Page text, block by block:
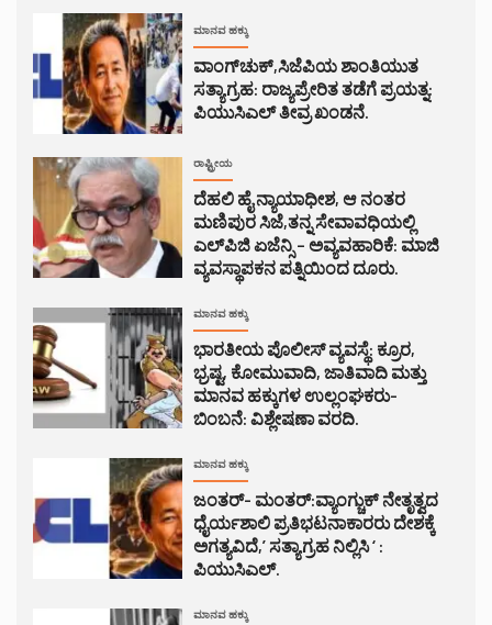
ಮಾನವ ಹಕ್ಕು
ವಾಂಗ್‌ಚುಕ್,ಸಿಜೆಪಿಯ ಶಾಂತಿಯುತ
ಸತ್ಯಾಗ್ರಹ: ರಾಜ್ಯಪ್ರೇರಿತ ತಡೆಗೆ ಪ್ರಯತ್ನ:
ಪಿಯುಸಿಎಲ್ ತೀವ್ರ ಖಂಡನೆ.
ರಾಷ್ಟ್ರೀಯ
ದೆಹಲಿ ಹೈ ನ್ಯಾಯಾಧೀಶ, ಆ ನಂತರ
ಮಣಿಪುರ ಸಿಜೆ,ತನ್ನ ಸೇವಾವಧಿಯಲ್ಲಿ
ಎಲ್‌ಪಿಜಿ ಏಜೆನ್ಸಿ – ಅವ್ಯವಹಾರಿಕೆ: ಮಾಜಿ
ವ್ಯವಸ್ಥಾಪಕನ ಪತ್ನಿಯಿಂದ ದೂರು.
ಮಾನವ ಹಕ್ಕು
ಭಾರತೀಯ ಪೊಲೀಸ್ ವ್ಯವಸ್ಥೆ: ಕ್ರೂರ,
ಭ್ರಷ್ಟ, ಕೋಮುವಾದಿ, ಜಾತಿವಾದಿ ಮತ್ತು
ಮಾನವ ಹಕ್ಕುಗಳ ಉಲ್ಲಂಘಕರು-
ಬಿಂಬನೆ: ವಿಶ್ಲೇಷಣಾ ವರದಿ.
ಮಾನವ ಹಕ್ಕು
ಜಂತರ್- ಮಂತರ್:ವ್ಯಾಂಗ್ಚುಕ್ ನೇತೃತ್ವದ
ಧೈರ್ಯಶಾಲಿ ಪ್ರತಿಭಟನಾಕಾರರು ದೇಶಕ್ಕೆ
ಅಗತ್ಯವಿದೆ,’ ಸತ್ಯಾಗ್ರಹ ನಿಲ್ಲಿಸಿ ‘ :
ಪಿಯುಸಿಎಲ್.
ಮಾನವ ಹಕ್ಕು